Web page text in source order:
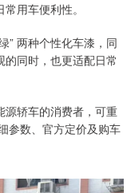
用车便利性。
” 两种个性化车漆，同
同时，也更适配日常
源轿车的消费者，可重
参数、官方定价及购车